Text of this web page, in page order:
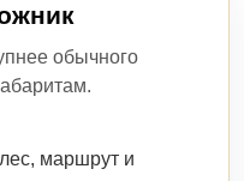
обычного
маршрут и